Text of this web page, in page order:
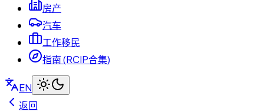
房产
汽车
工作移民
指南 (RCIP合集)
EN
返回